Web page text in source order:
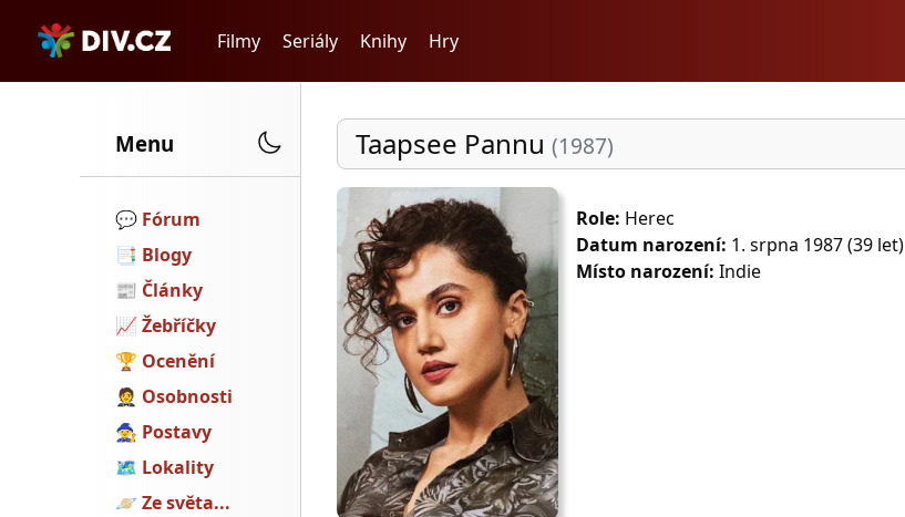
Filmy Seriály Knihy Hry
Menu
💬️ Fórum
📑 Blogy
📰 Články
📈 Žebříčky
🏆 Ocenění
🤵 Osobnosti
🧙 Postavy
🗺 Lokality
🪐 Ze světa...
Taapsee Pannu (1987)
Role: Herec
Datum narození: 1. srpna 1987 (39 let)
Místo narození: Indie